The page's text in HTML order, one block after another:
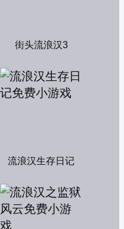
街头流浪汉3
流浪汉生存日记